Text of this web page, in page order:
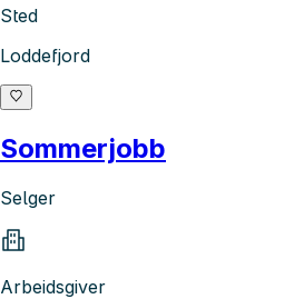
Sted
Loddefjord
Sommerjobb
Selger
Arbeidsgiver